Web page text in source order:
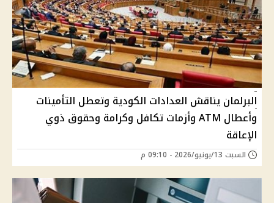
البرلمان يناقش العدادات الكودية وتعطل التأمينات
وأعطال ATM وأزمات تكافل وكرامة وحقوق ذوي
الإعاقة
السبت 13/يونيو/2026 - 09:10 م